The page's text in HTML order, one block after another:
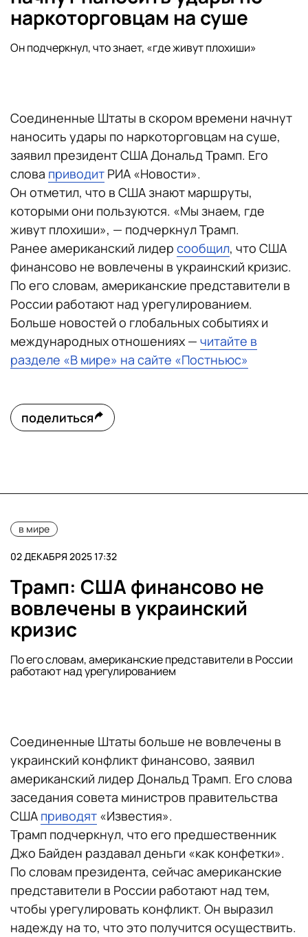
наркоторговцам на суше
Он подчеркнул, что знает, «где живут плохиши»
Соединенные Штаты в скором времени начнут
наносить удары по наркоторговцам на суше,
заявил президент США Дональд Трамп. Его
слова приводит РИА «Новости».
Он отметил, что в США знают маршруты,
которыми они пользуются. «Мы знаем, где
живут плохиши», — подчеркнул Трамп.
Ранее американский лидер сообщил, что США
финансово не вовлечены в украинский кризис.
По его словам, американские представители в
России работают над урегулированием.
Больше новостей о глобальных событиях и
международных отношениях — читайте в
разделе «В мире» на сайте «Постньюс»
поделиться
в мире
02 ДЕКАБРЯ 2025 17:32
Трамп: США финансово не
вовлечены в украинский
кризис
По его словам, американские представители в России
работают над урегулированием
Соединенные Штаты больше не вовлечены в
украинский конфликт финансово, заявил
американский лидер Дональд Трамп. Его слова
заседания совета министров правительства
США приводят «Известия».
Трамп подчеркнул, что его предшественник
Джо Байден раздавал деньги «как конфетки».
По словам президента, сейчас американские
представители в России работают над тем,
чтобы урегулировать конфликт. Он выразил
надежду на то, что это получится осуществить.